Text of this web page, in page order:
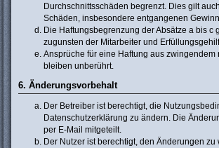
Durchschnittsschäden begrenzt. Dies gilt
Schäden, insbesondere entgangenen
Die Haftungsbegrenzung der Absätze a bis c
zugunsten der Mitarbeiter und
Ansprüche für eine Haftung aus zwingendem
bleiben unberührt.
6. Änderungsvorbehalt
Der Betreiber ist berechtigt, die
Datenschutzerklärung zu ändern. Die
per E-Mail mitgeteilt.
Der Nutzer ist berechtigt, den Änderungen zu